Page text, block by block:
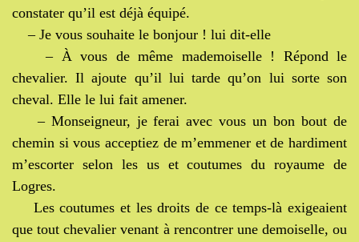
constater qu’il est déjà équipé.
– Je vous souhaite le bonjour ! lui dit-elle
– À vous de même mademoiselle ! Répond le
chevalier. Il ajoute qu’il lui tarde qu’on lui sorte son
cheval. Elle le lui fait amener.
– Monseigneur, je ferai avec vous un bon bout de
chemin si vous acceptiez de m’emmener et de hardiment
m’escorter selon les us et coutumes du royaume de
Logres.
Les coutumes et les droits de ce temps-là exigeaient
que tout chevalier venant à rencontrer une demoiselle, ou